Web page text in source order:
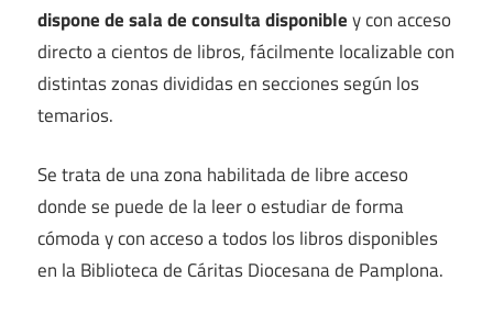
dispone de sala de consulta disponibley con acceso
directo a cientos de libros, fácilmente localizable con
distintas zonas divididas en secciones según los
temarios.
Se trata de una zona habilitada de libre acceso
donde se puede de la leer o estudiar de forma
cómoda y con acceso a todos los libros disponibles
en la Biblioteca de Cáritas Diocesana de Pamplona.